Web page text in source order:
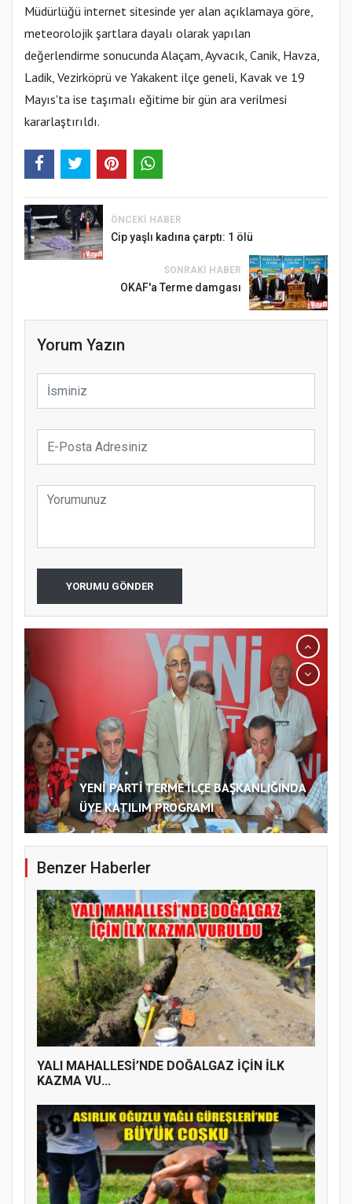
Müdürlüğü internet sitesinde yer alan açıklamaya göre,
meteorolojik şartlara dayalı olarak yapılan
değerlendirme sonucunda Alaçam, Ayvacık, Canik, Havza,
Ladik, Vezirköprü ve Yakakent ilçe geneli, Kavak ve 19
Mayıs'ta ise taşımalı eğitime bir gün ara verilmesi
kararlaştırıldı.
ÖNCEKI HABER
Cip yaşlı kadına çarptı: 1 ölü
SONRAKI HABER
OKAF'a Terme damgası
Yorum Yazın
YORUMU GÖNDER
YENİ PARTİ TERME İLÇE BAŞKANLIĞINDA
ÜYE KATILIM PROGRAMI
Benzer Haberler
YALI MAHALLESİ’NDE DOĞALGAZ İÇİN İLK
KAZMA VU...